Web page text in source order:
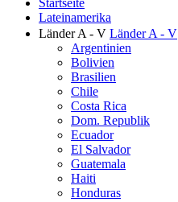
Lateinamerika
Länder A - V Länder A - V
Argentinien
Bolivien
Brasilien
Chile
Costa Rica
Dom. Republik
Ecuador
El Salvador
Guatemala
Haiti
Honduras